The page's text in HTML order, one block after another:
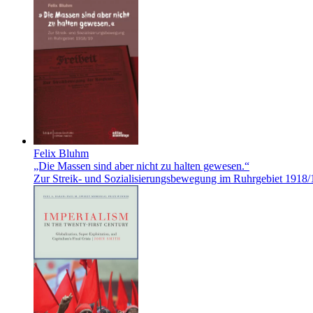
Felix Bluhm
„Die Massen sind aber nicht zu halten gewesen.“
Zur Streik- und Sozialisierungsbewegung im Ruhrgebiet 1918/